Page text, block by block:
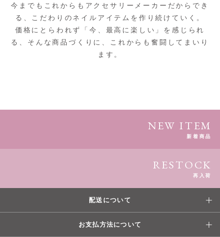
今までもこれからもアクセサリーメーカーだからでき
る、こだわりのネイルアイテムを作り続けていく。
価格にとらわれず「今、最高に楽しい」を感じられ
る、そんな商品づくりに、これからも奮闘してまいり
ます。
NEW ITEM
新着商品
RESTOCK
再入荷
配送について
お支払方法について